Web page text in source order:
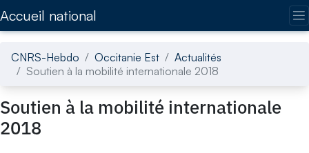
Accueil national
CNRS-Hebdo Occitanie Est
Actualités
Soutien à la mobilité internationale 2018
Soutien à la mobilité internationale
2018